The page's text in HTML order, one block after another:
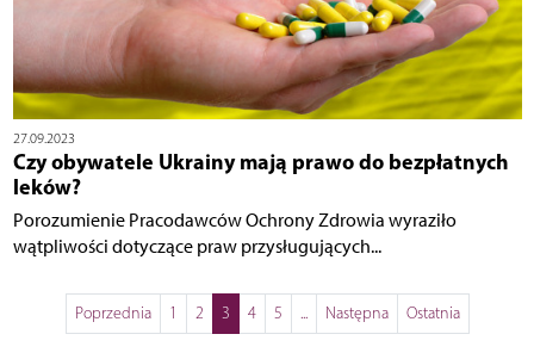
27.09.2023
Czy obywatele Ukrainy mają prawo do bezpłatnych
leków?
Porozumienie Pracodawców Ochrony Zdrowia wyraziło
wątpliwości dotyczące praw przysługujących...
Poprzednia 1 2 3 4 5 ... Następna Ostatnia